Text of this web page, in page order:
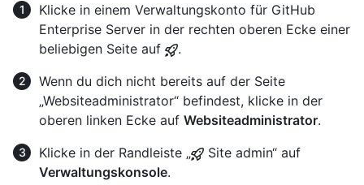
Klicke in einem Verwaltungskonto für GitHub
Enterprise Server in der rechten oberen Ecke einer
beliebigen Seite auf
.
Wenn du dich nicht bereits auf der Seite
„Websiteadministrator“ befindest, klicke in der
oberen linken Ecke auf Websiteadministrator.
Klicke in der Randleiste „
Site admin“ auf
Verwaltungskonsole.